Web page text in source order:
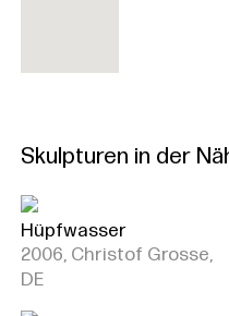
Skulpturen in der
Hüpfwasser
2006, Christof Grosse,
DE